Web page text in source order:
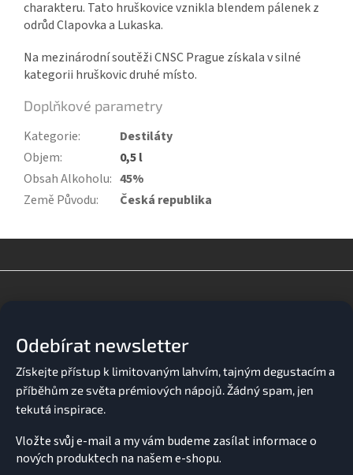
charakteru. Tato hruškovice vznikla blendem pálenek z
odrůd Clapovka a Lukaska.
Na mezinárodní soutěži CNSC Prague získala v silné
kategorii hruškovic druhé místo.
Doplňkové parametry
Kategorie:
Destiláty
Objem:
0,5 l
Obsah Alkoholu: 45%
Země Původu: Česká republika
Odebírat newsletter
Vložte svůj e-mail a my vám budeme zasílat informace o
nových produktech na našem e-shopu.